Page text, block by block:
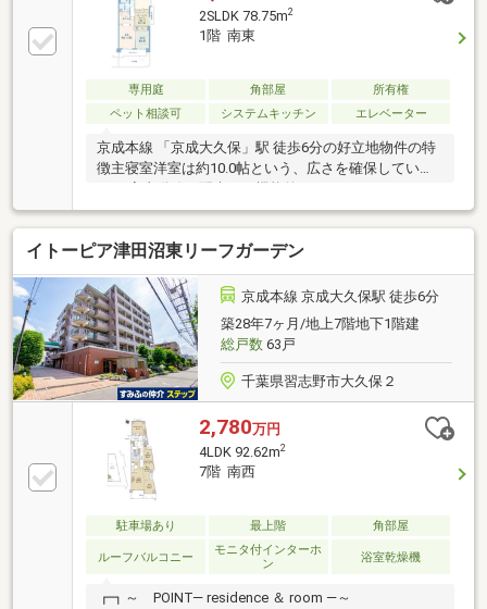
2SLDK 78.75m2
1階 南東
専用庭 角部屋
所有権
ペット相談可
システムキッチン エレベーター
京成本線 「京成大久保」駅 徒歩6分の好立地物件の特
徴主寝室洋室は約10.0帖という、広さを確保していま
ターが設置されており、配膳や片付けがスムーズに行
えます。1階で専用庭が付帯しております。周辺環
境・マルエツ 大久保駅前店約240m（徒歩3分）・Big-
A本大久保一丁目店約340m（徒歩5分）・大久保小学
校760m（徒歩10分）・第二中学校1500m（徒歩19
分）・杉の子こども園560m（徒歩7分）・千葉県済生
会 習志野病院950m（徒歩12分）・ひらの医院
190m（徒歩3分）
イトーピア津田沼東リーフガーデン
京成本線 京成大久保駅 徒歩6分
築28年7ヶ月/地上7階地下1階建
総戸数63戸
千葉県習志野市大久保２
2,780万円
4LDK 92.62m2
7階 南西
駐車場あり 最上階 角部屋
ルーフバルコニー
モニタ付インターホ
ン
浴室乾燥機
┏┓～ POINT― residence ＆ room ―～